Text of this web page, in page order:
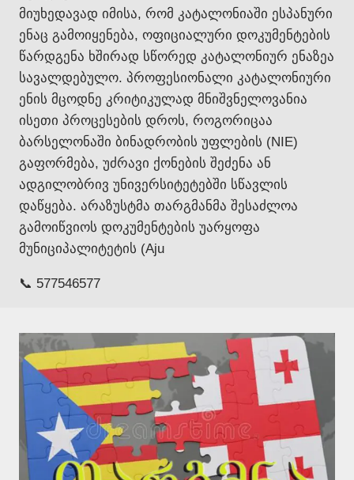
მიუხედავად იმისა, რომ კატალონიაში ესპანური
ენაც გამოიყენება, ოფიციალური დოკუმენტების
წარდგენა ხშირად სწორედ კატალონიურ ენაზეა
სავალდებულო. პროფესიონალი კატალონიური
ენის მცოდნე კრიტიკულად მნიშვნელოვანია
ისეთი პროცესების დროს, როგორიცაა
ბარსელონაში ბინადრობის უფლების (NIE)
გაფორმება, უძრავი ქონების შეძენა ან
ადგილობრივ უნივერსიტეტებში სწავლის
დაწყება. არაზუსტმა თარგმანმა შესაძლოა
გამოიწვიოს დოკუმენტების უარყოფა
მუნიციპალიტეტის (Aju
📞 577546577